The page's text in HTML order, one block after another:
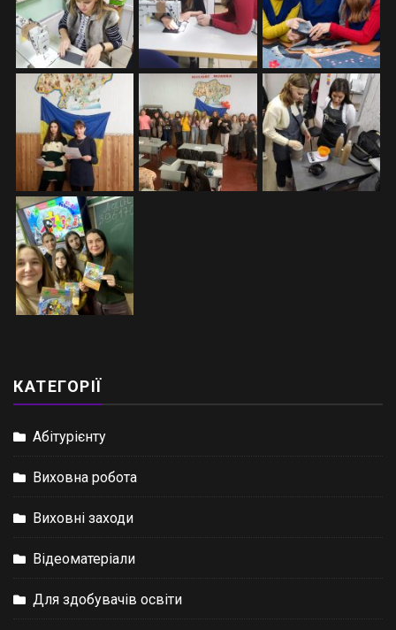
КАТЕГОРІЇ
Абітурієнту
Виховна робота
Виховні заходи
Відеоматеріали
Для здобувачів освіти